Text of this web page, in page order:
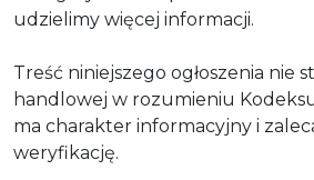
udzielimy więcej informacji.
Treść niniejszego ogłoszenia nie
handlowej w rozumieniu
ma charakter informacyjny i
weryfikację.